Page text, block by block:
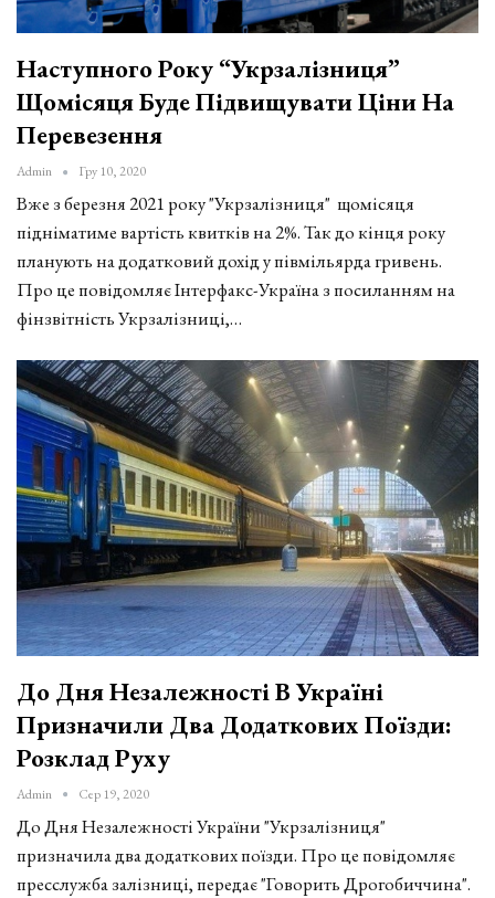
Наступного Року “Укрзалізниця”
Щомісяця Буде Підвищувати Ціни На
Перевезення
Admin Гру 10, 2020
Вже з березня 2021 року "Укрзалізниця" щомісяця
підніматиме вартість квитків на 2%. Так до кінця року
планують на додатковий дохід у півмільярда гривень.
Про це повідомляє Інтерфакс-Україна з посиланням на
фінзвітність Укрзалізниці,…
До Дня Незалежності В Україні
Призначили Два Додаткових Поїзди:
Розклад Руху
Admin Сер 19, 2020
До Дня Незалежності України "Укрзалізниця"
призначила два додаткових поїзди. Про це повідомляє
пресслужба залізниці, передає "Говорить Дрогобиччина".